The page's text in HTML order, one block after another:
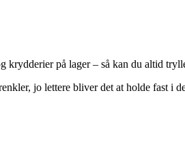
krydderier på lager – så kan du altid
jo lettere bliver det at holde fast i